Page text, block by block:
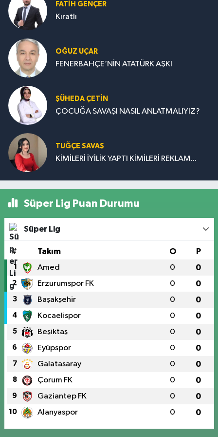
FATIH GENÇER
Kıratlı
OĞUZ UÇAR
FENERBAHÇE’NİN ATATÜRK AŞKI
ŞÜHEDA ÇETİN
ÇOCUĞA SAVAŞI NASIL ANLATMALIYIZ?
TUĞÇE SAVAŞ
KİMİLERİ İYİLİK YAPTI KİMİLERİ REKLAM...
Süper Lig Puan Durumu
Süper Lig
# Takım O P
1 Amed 0 0
2 Erzurumspor FK 0 0
3 Başakşehir 0 0
4 Kocaelispor 0 0
5 Beşiktaş 0 0
6 Eyüpspor 0 0
7 Galatasaray 0 0
8 Çorum FK 0 0
9 Gaziantep FK 0 0
10 Alanyaspor 0 0